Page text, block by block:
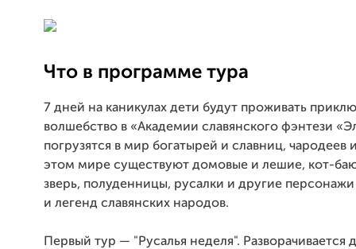
Что в программе тура
7 дней на каникулах дети будут проживать
волшебство в «Академии славянского фэнтези
погрузятся в мир богатырей и славниц, чародеев
этом мире существуют домовые и лешие, кот-
зверь, полуденницы, русалки и другие
и легенд славянских народов.
Первый тур — "Русалья неделя". Разворачивается